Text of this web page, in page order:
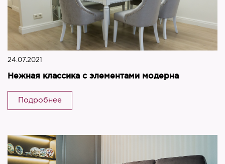
24.07.2021
Нежная классика с элементами модерна
Подробнее